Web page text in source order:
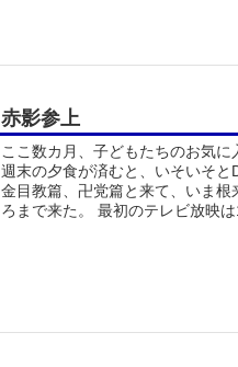
赤影参上
ここ数カ月、子どもたちのお気に
週末の夕食が済むと、いそいそと
金目教篇、卍党篇と来て、いま根
ろまで来た。 最初のテレビ放映は